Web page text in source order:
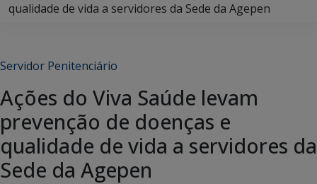
qualidade de vida a servidores da Sede da Agepen
Servidor Penitenciário
Ações do Viva Saúde levam
prevenção de doenças e
qualidade de vida a servidores da
Sede da Agepen